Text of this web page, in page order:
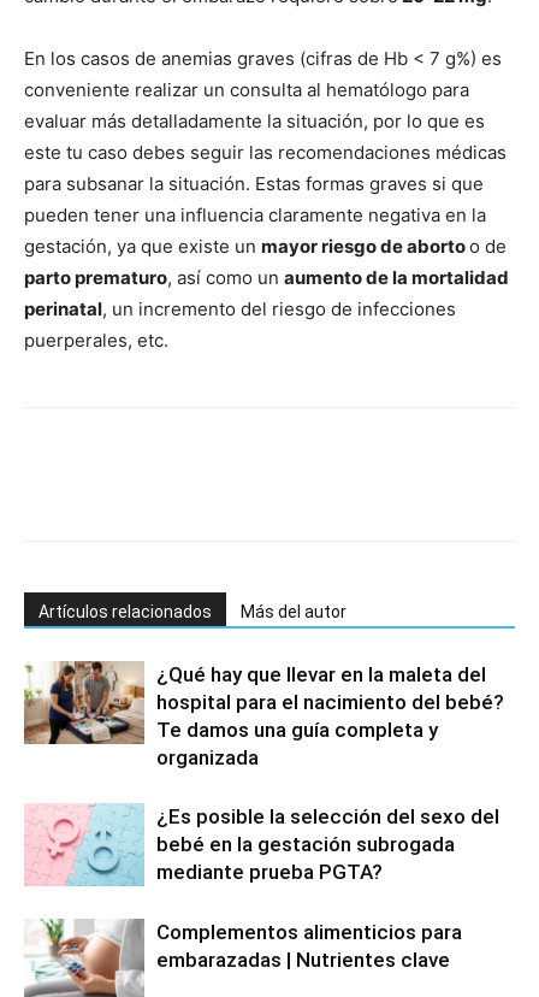
En los casos de anemias graves (cifras de Hb < 7 g%) es
conveniente realizar un consulta al hematólogo para
evaluar más detalladamente la situación, por lo que es
este tu caso debes seguir las recomendaciones médicas
para subsanar la situación. Estas formas graves si que
pueden tener una influencia claramente negativa en la
gestación, ya que existe un mayor riesgo de abortoo de
parto prematuro, así como un aumento de la mortalidad
perinatal, un incremento del riesgo de infecciones
puerperales, etc.
Artículos relacionados Más del autor
¿Qué hay que llevar en la maleta del
hospital para el nacimiento del bebé?
Te damos una guía completa y
organizada
¿Es posible la selección del sexo del
bebé en la gestación subrogada
mediante prueba PGTA?
Complementos alimenticios para
embarazadas | Nutrientes clave